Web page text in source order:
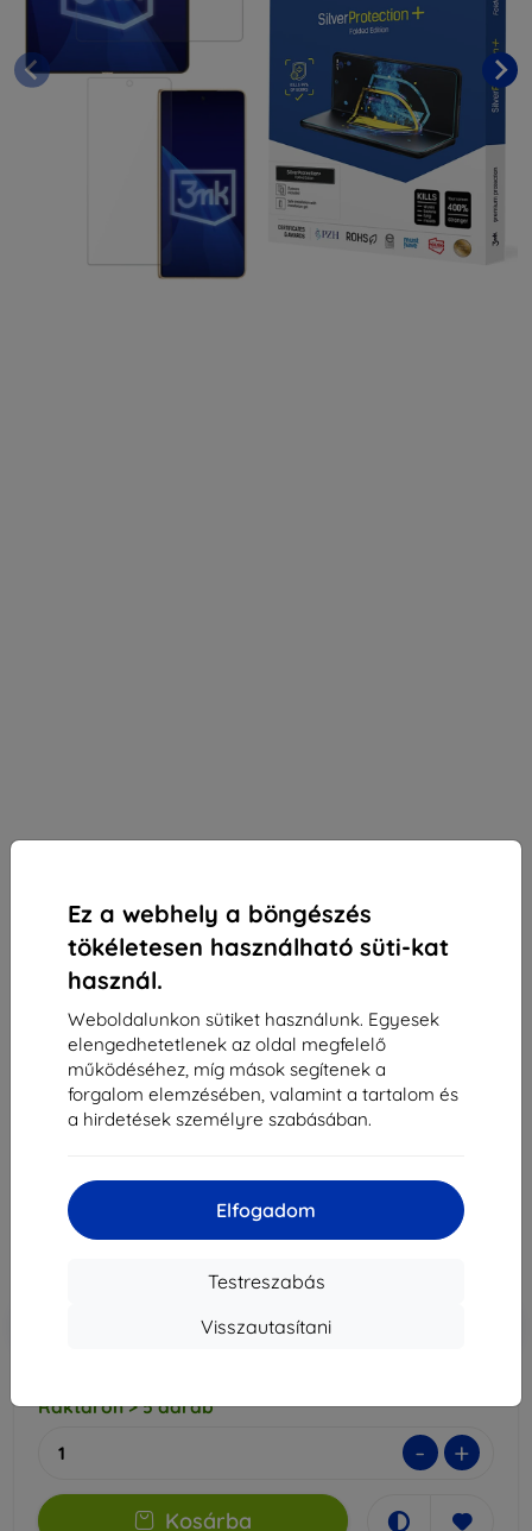
Ez a webhely a böngészés
tökéletesen használható süti-kat
használ.
Weboldalunkon sütiket használunk. Egyesek
elengedhetetlenek az oldal megfelelő
működéséhez, míg mások segítenek a
forgalom elemzésében, valamint a tartalom és
a hirdetések személyre szabásában.
Elfogadom
Testreszabás
Visszautasítani
3mk SilverProtection+ Folded Edition védőfólia
Honor Magic V5-hoz
7 790 Ft
7 011 Ft
Kedvezmény kuponnalEXTRA10
Raktáron > 5 darab
- +
Kosárba